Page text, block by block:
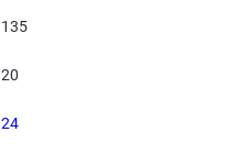
135
20
24